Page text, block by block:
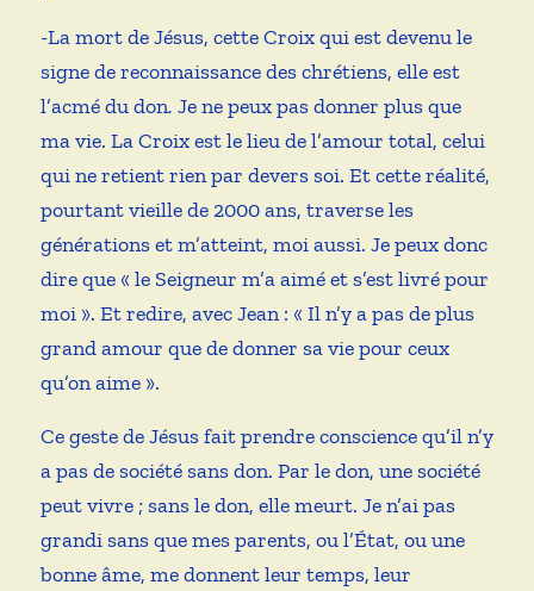
-La mort de Jésus, cette Croix qui est devenu le
signe de reconnaissance des chrétiens, elle est
l’acmé du don. Je ne peux pas donner plus que
ma vie. La Croix est le lieu de l’amour total, celui
qui ne retient rien par devers soi. Et cette réalité,
pourtant vieille de 2000 ans, traverse les
générations et m’atteint, moi aussi. Je peux donc
dire que « le Seigneur m’a aimé et s’est livré pour
moi ». Et redire, avec Jean : « Il n’y a pas de plus
grand amour que de donner sa vie pour ceux
qu’on aime ».
Ce geste de Jésus fait prendre conscience qu’il n’y
a pas de société sans don. Par le don, une société
peut vivre ; sans le don, elle meurt. Je n’ai pas
grandi sans que mes parents, ou l’État, ou une
bonne âme, me donnent leur temps, leur